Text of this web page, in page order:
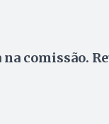
comissão.